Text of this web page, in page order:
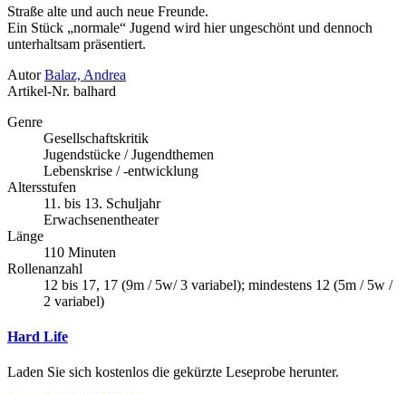
Straße alte und auch neue Freunde.
Ein Stück „normale“ Jugend wird hier ungeschönt und dennoch
unterhaltsam präsentiert.
Autor Balaz, Andrea
Artikel-Nr. balhard
Genre
Gesellschaftskritik
Jugendstücke / Jugendthemen
Lebenskrise / -entwicklung
Altersstufen
11. bis 13. Schuljahr
Erwachsenentheater
Länge
110 Minuten
Rollenanzahl
12 bis 17, 17 (9m / 5w/ 3 variabel); mindestens 12 (5m / 5w /
2 variabel)
Hard Life
Laden Sie sich kostenlos die gekürzte Leseprobe herunter.